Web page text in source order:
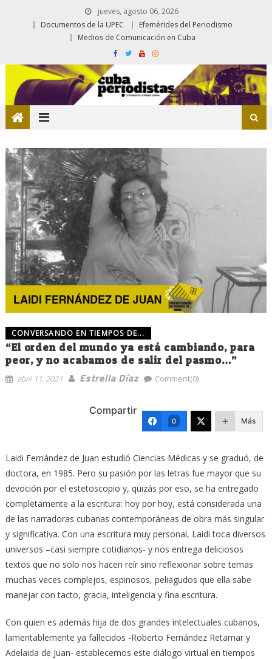
jueves, agosto 06, 2026
Documentos de la UPEC
Efemérides del Periodismo
Medios de Comunicación en Cuba
CONVERSANDO EN TIEMPOS DE...
“El orden del mundo ya está cambiando, para
peor, y no acabamos de salir del pasmo…”
abril 11, 2021 Estrella Díaz Comment(0)
Compartir
0 Más
Laidi Fernández de Juan estudió Ciencias Médicas y se graduó, de
doctora, en 1985. Pero su pasión por las letras fue mayor que su
devoción por el estetoscopio y, quizás por eso, se ha entregado
completamente a la escritura: hoy por hoy, está considerada una
de las narradoras cubanas contemporáneas de obra más singular
y significativa. Con una escritura muy personal, Laidi toca diversos
universos –casi siempre cotidianos- y nos entrega deliciosos
textos que no solo nos hacen reír sino reflexionar sobre temas
muchas veces complejos, espinosos, peliagudos que ella sabe
manejar con tacto, gracia, inteligencia y fina escritura.
Con quien es además hija de dos grandes intelectuales cubanos,
lamentablemente ya fallecidos -Roberto Fernández Retamar y
Adelaida de Juan- establecemos este diálogo virtual en tiempos